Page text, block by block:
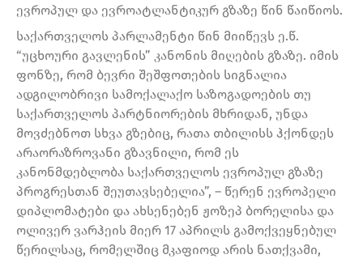
ევროპულ და ევროატლანტიკურ გზაზე წინ წაიწიოს.
საქართველოს პარლამენტი წინ მიიწევს ე.წ.
“უცხოური გავლენის” კანონის მიღების გზაზე. იმის
ფონზე, რომ ბევრი შეშფოთების სიგნალია
ადგილობრივი სამოქალაქო საზოგადოების თუ
საქართველოს პარტნიორების მხრიდან, უნდა
მოვძებნოთ სხვა გზებიც, რათა თბილისს ჰქონდეს
არაორაზროვანი გზავნილი, რომ ეს
კანონმდებლობა საქართველოს ევროპულ გზაზე
პროგრესთან შეუთავსებელია”, – წერენ ევროპელი
დიპლომატები და ახსენებენ ჟოზეპ ბორელისა და
ოლივერ ვარჰეის მიერ 17 აპრილს გამოქვეყნებულ
წერილსაც, რომელშიც მკაფიოდ არის ნათქვამი,